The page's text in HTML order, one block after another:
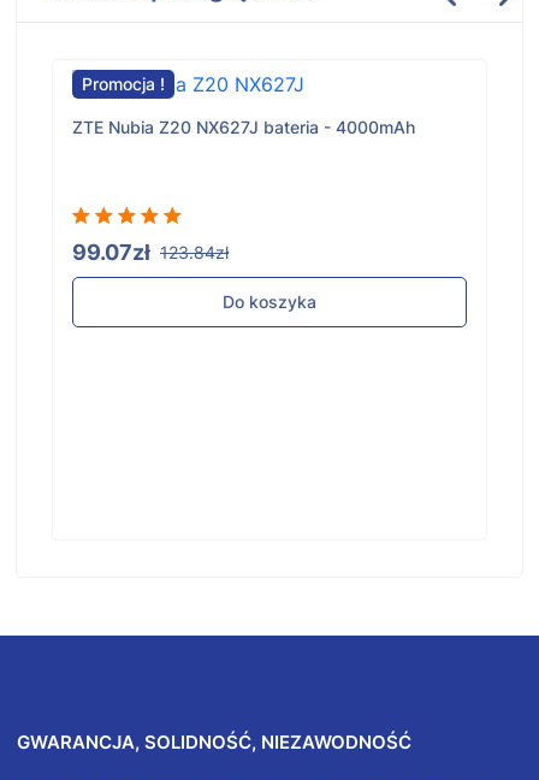
Promocja !
ZTE Nubia Z20 NX627J bateria - 4000mAh
99.07zł 123.84zł
Do koszyka
GWARANCJA, SOLIDNOŚĆ, NIEZAWODNOŚĆ